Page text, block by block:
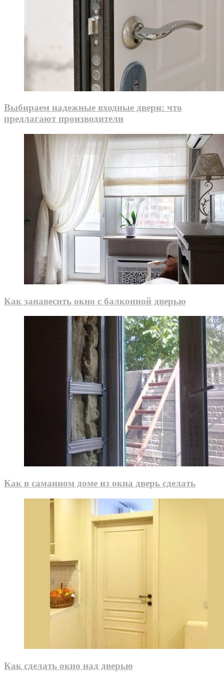
Выбираем надежные входные двери: что
предлагают производители
Как занавесить окно с балконной дверью
Как в саманном доме из окна дверь сделать
Как сделать окно над дверью